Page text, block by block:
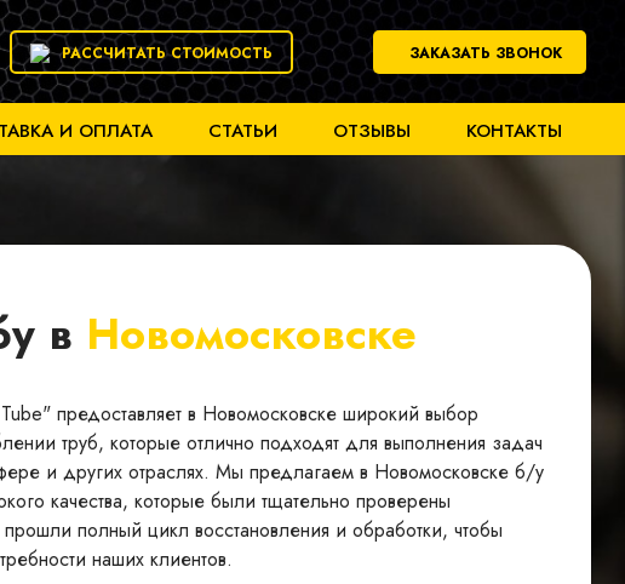
РАССЧИТАТЬ СТОИМОСТЬ ЗАКАЗАТЬ ЗВОНОК
И ОПЛАТА СТАТЬИ ОТЗЫВЫ КОНТАКТЫ
в Новомосковске
предоставляет в Новомосковске широкий выбор
труб, которые отлично подходят для выполнения задач
и других отраслях. Мы предлагаем в Новомосковске б/у
качества, которые были тщательно проверены
полный цикл восстановления и обработки, чтобы
наших клиентов.